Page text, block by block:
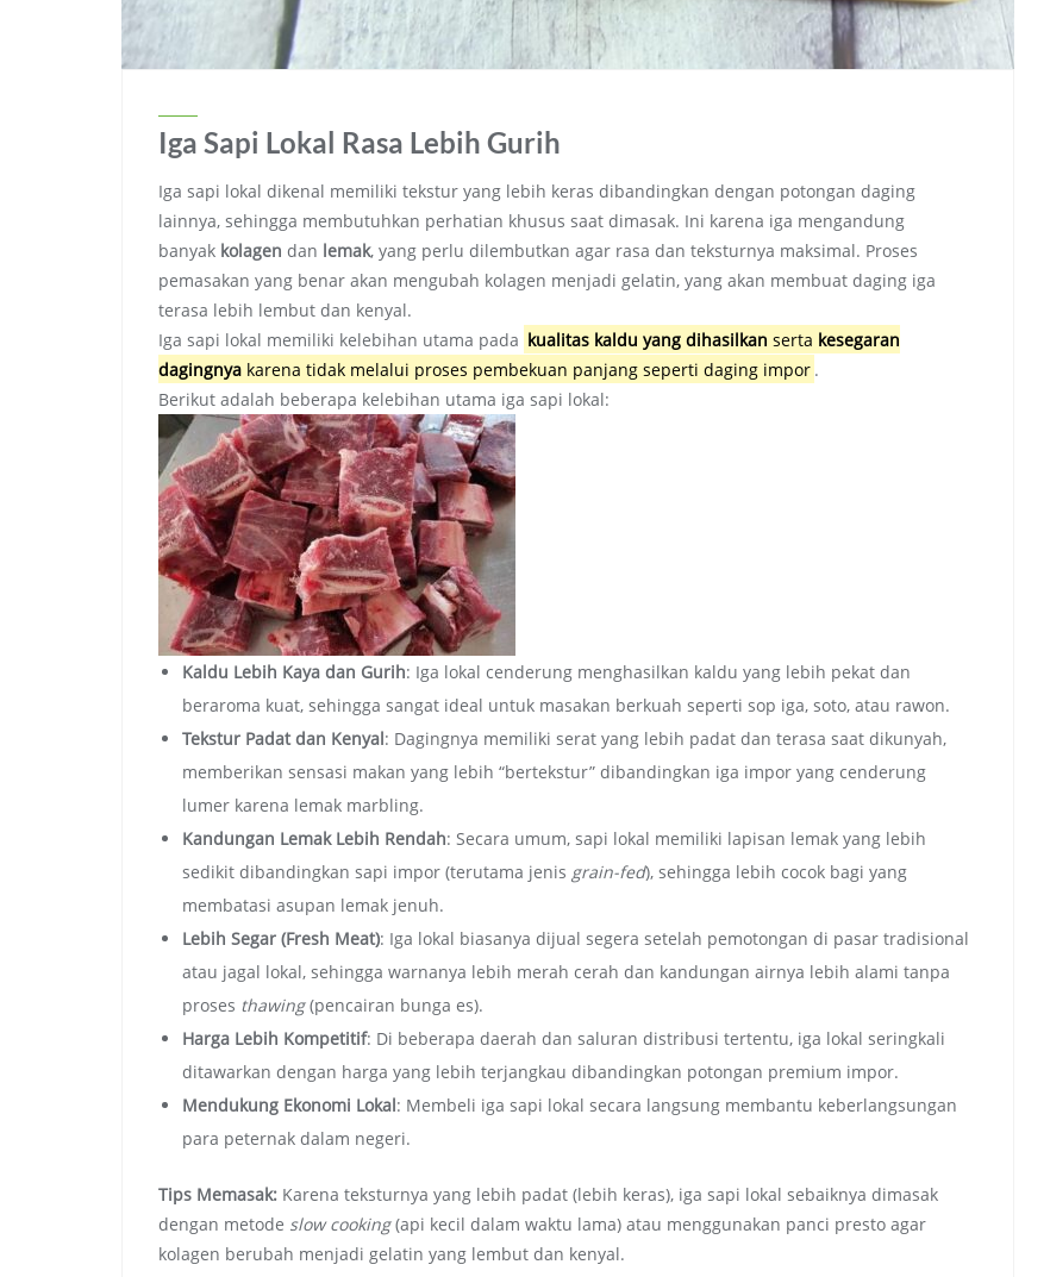
Iga Sapi Lokal Rasa Lebih Gurih
Iga sapi lokal dikenal memiliki tekstur yang lebih keras dibandingkan dengan potongan daging
lainnya, sehingga membutuhkan perhatian khusus saat dimasak. Ini karena iga mengandung
banyak kolagen dan lemak, yang perlu dilembutkan agar rasa dan teksturnya maksimal. Proses
pemasakan yang benar akan mengubah kolagen menjadi gelatin, yang akan membuat daging iga
terasa lebih lembut dan kenyal.
Iga sapi lokal memiliki kelebihan utama pada kualitas kaldu yang dihasilkan serta kesegaran
dagingnya karena tidak melalui proses pembekuan panjang seperti daging impor .
Berikut adalah beberapa kelebihan utama iga sapi lokal:
Kaldu Lebih Kaya dan Gurih: Iga lokal cenderung menghasilkan kaldu yang lebih pekat dan
beraroma kuat, sehingga sangat ideal untuk masakan berkuah seperti sop iga, soto, atau rawon.
Tekstur Padat dan Kenyal: Dagingnya memiliki serat yang lebih padat dan terasa saat dikunyah,
memberikan sensasi makan yang lebih “bertekstur” dibandingkan iga impor yang cenderung
lumer karena lemak marbling.
Kandungan Lemak Lebih Rendah: Secara umum, sapi lokal memiliki lapisan lemak yang lebih
sedikit dibandingkan sapi impor (terutama jenis grain-fed), sehingga lebih cocok bagi yang
membatasi asupan lemak jenuh.
Lebih Segar (Fresh Meat): Iga lokal biasanya dijual segera setelah pemotongan di pasar tradisional
atau jagal lokal, sehingga warnanya lebih merah cerah dan kandungan airnya lebih alami tanpa
proses thawing(pencairan bunga es).
Harga Lebih Kompetitif: Di beberapa daerah dan saluran distribusi tertentu, iga lokal seringkali
ditawarkan dengan harga yang lebih terjangkau dibandingkan potongan premium impor.
Mendukung Ekonomi Lokal: Membeli iga sapi lokal secara langsung membantu keberlangsungan
para peternak dalam negeri.
Tips Memasak: Karena teksturnya yang lebih padat (lebih keras), iga sapi lokal sebaiknya dimasak
dengan metode slow cooking(api kecil dalam waktu lama) atau menggunakan panci presto agar
kolagen berubah menjadi gelatin yang lembut dan kenyal.